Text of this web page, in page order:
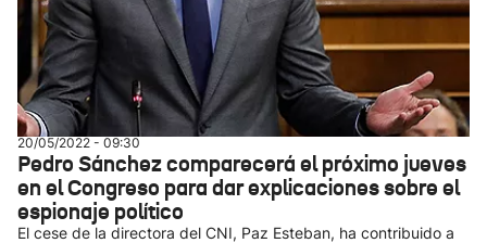
20/05/2022 - 09:30
Pedro Sánchez comparecerá el próximo jueves
en el Congreso para dar explicaciones sobre el
espionaje político
El cese de la directora del CNI, Paz Esteban, ha contribuido a